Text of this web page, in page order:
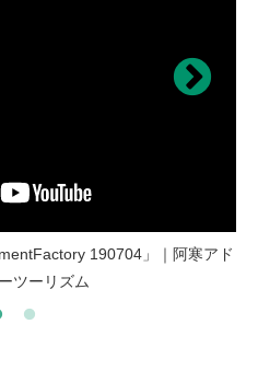
190704」｜阿寒アド
ツーリズム
クスプレス」